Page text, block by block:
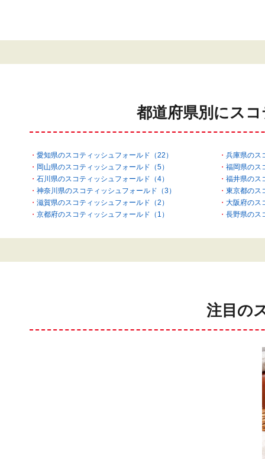
都道府県別にス
愛知県のスコティッシュフォールド（22）
兵庫県のス
岡山県のスコティッシュフォールド（5）
福岡県のス
石川県のスコティッシュフォールド（4）
福井県のス
神奈川県のスコティッシュフォールド（3）
東京都のス
滋賀県のスコティッシュフォールド（2）
大阪府のス
京都府のスコティッシュフォールド（1）
長野県のス
注目の